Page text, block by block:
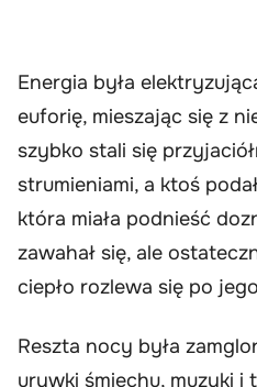
Energia była
euforię, mieszając się z
szybko stali się
strumieniami, a ktoś
która miała podnieść
zawahał się, ale
ciepło rozlewa się po
Reszta nocy była
urywki śmiechu, muzyki i